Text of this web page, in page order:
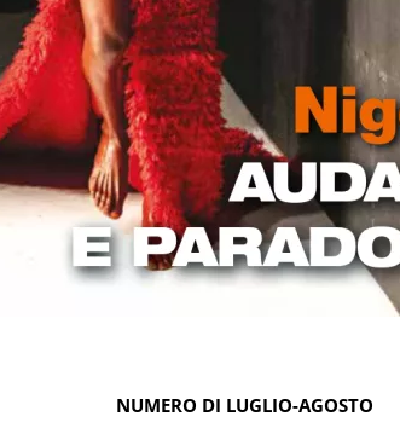
NUMERO DI LUGLIO-AGOSTO